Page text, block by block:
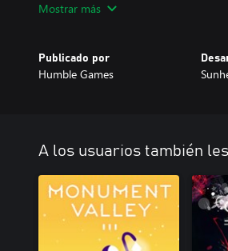
- Disfruta de la hermosa banda
Mostrar más
Publicado por
Humble Games
A los usuarios también